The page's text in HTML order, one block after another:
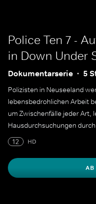
Police Ten 7 -
in Down Under
Dokumentarserie 5
Polizisten in Neuseeland
lebensbedrohlichen Arbeit
um Zwischenfälle jeder Art,
Hausdurchsuchungen
12
HD